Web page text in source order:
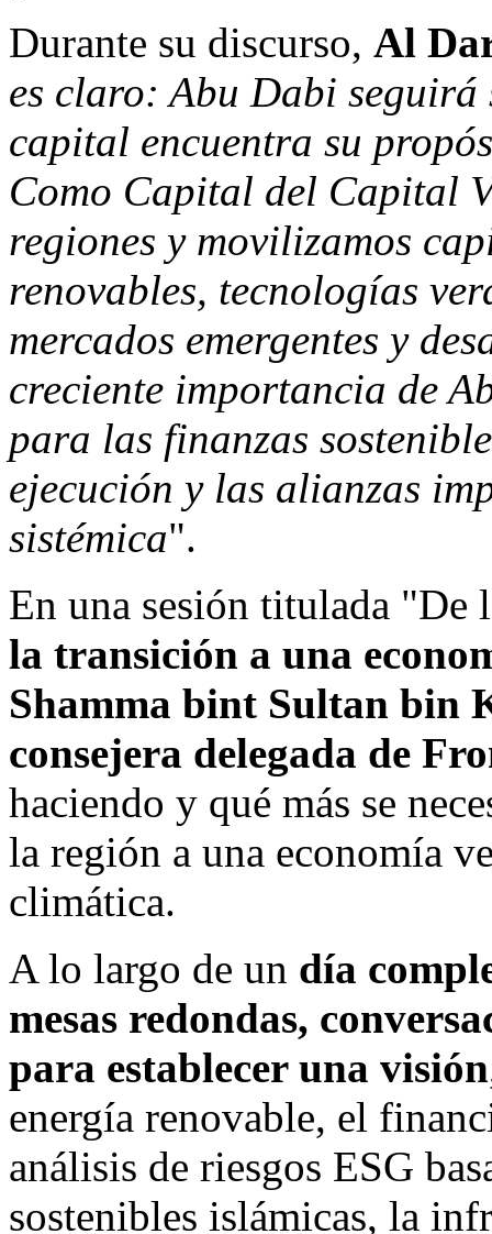
Durante su discurso, Al
es claro:Abu Dabi seguirá
capital encuentra su
Como Capital del Capital
regiones y movilizamos
renovables, tecnologías
mercados emergentes y
creciente importancia de
para las finanzas
ejecución y las alianzas
sistémica".
En una sesión titulada
la transición a una
Shamma bint Sultan bin
consejera delegada de
haciendo y qué más se
la región a una economía
climática.
A lo largo de un día
mesas redondas,
para establecer una visión
energía renovable, el
análisis de riesgos ESG
sostenibles islámicas, la